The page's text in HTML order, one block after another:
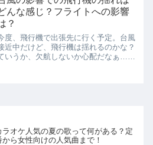
ったりということですが。
んな感じ？フライトへの影響
？
度、飛行機で出張先に行く予定。台風
近中だけど、飛行機は揺れるのかな？
いうか、欠航しないか心配だなぁ…と
ラオケ人気の夏の歌って何がある？定
から女性向けの人気曲まで！